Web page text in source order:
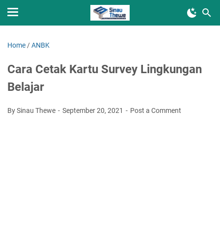
Home /ANBK
Cara Cetak Kartu Survey Lingkungan
Belajar
By Sinau Thewe September 20, 2021 Post a Comment